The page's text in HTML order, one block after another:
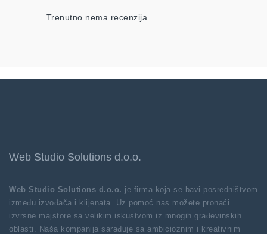
Trenutno nema recenzija.
Web Studio Solutions d.o.o.
Web Studio Solutions d.o.o. je firma koja se bavi posredništvom
između izvođača i klijenata. Uz pomoć nas možete pronaći
izvrsne majstore sa velikim iskustvom iz mnogih građevinskih
oblasti. Naša kompanija sarađuje sa ambicioznim i kreativnim